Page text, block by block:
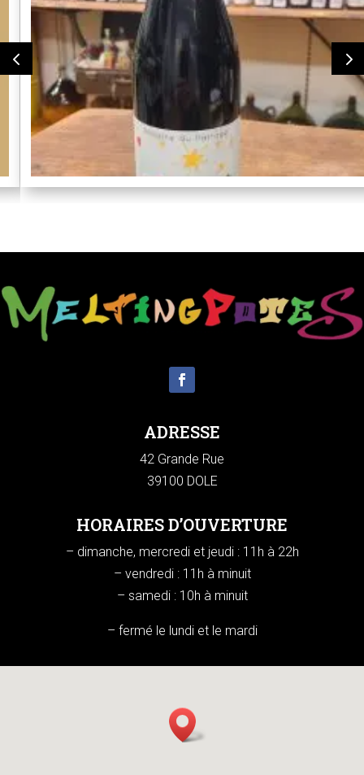
ADRESSE
42 Grande Rue
39100 DOLE
HORAIRES D’OUVERTURE
– dimanche, mercredi et jeudi : 11h à 22h
– vendredi : 11h à minuit
– samedi : 10h à minuit
– fermé le lundi et le mardi